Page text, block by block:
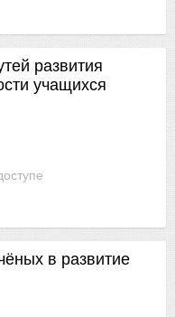
развития
учащихся
в развитие